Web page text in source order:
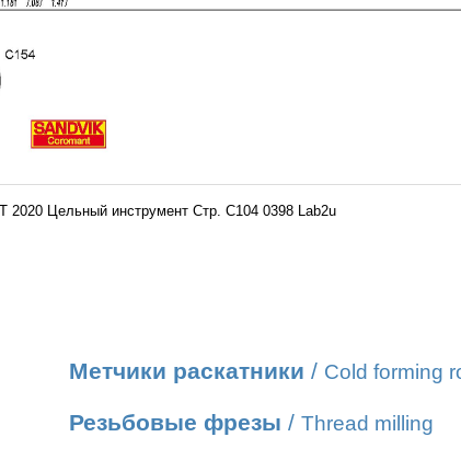
2020 Цельный инструмент Стр. C104 0398 Lab2u
Метчики раскатники / Cold forming
Резьбовые фрезы / Thread milling